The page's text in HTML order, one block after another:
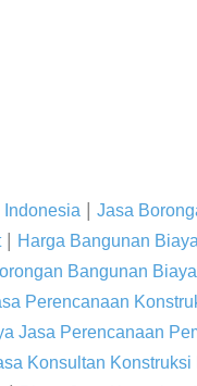
Jasa
|
Harga Bangunan
Bangunan
Perencanaan
Jasa Perencanaan
Konsultan